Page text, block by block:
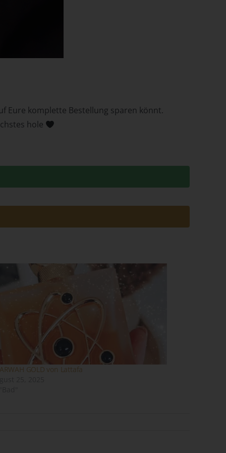
Eure komplette Bestellung sparen könnt.
hole
GOLD von Lattafa